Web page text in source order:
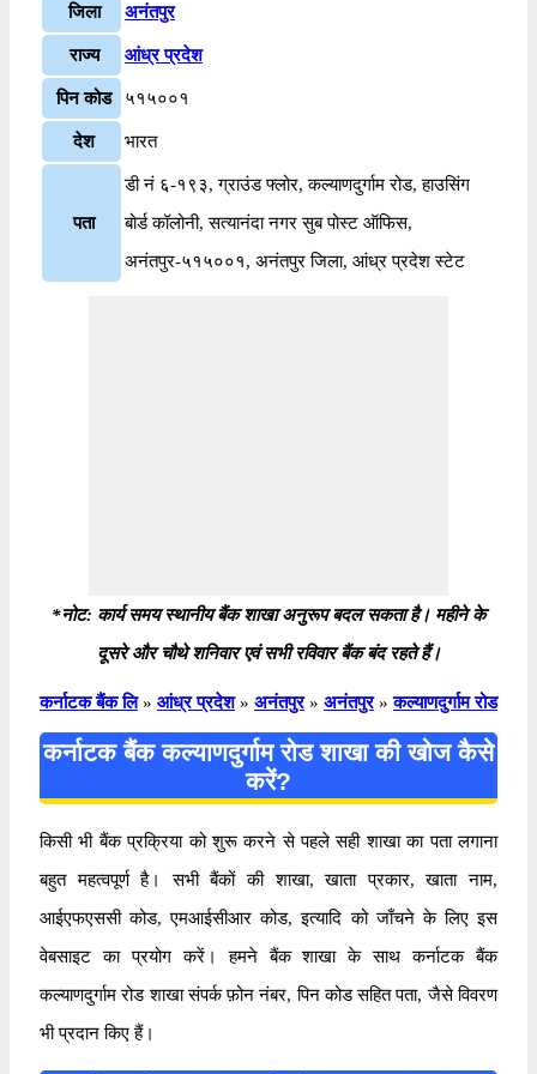
जिला अनंतपुर
राज्य आंध्र प्रदेश
पिन कोड ५१५००१
देश भारत
पता
डी नं ६-१९३, ग्राउंड फ्लोर, कल्याणदुर्गाम रोड, हाउसिंग
बोर्ड कॉलोनी, सत्यानंदा नगर सुब पोस्ट ऑफिस,
अनंतपुर-५१५००१, अनंतपुर जिला, आंध्र प्रदेश स्टेट
*नोट: कार्य समय स्थानीय बैंक शाखा अनुरूप बदल सकता है। महीने के
दूसरे और चौथे शनिवार एवं सभी रविवार बैंक बंद रहते हैं।
कर्नाटक बैंक लि » आंध्र प्रदेश » अनंतपुर » अनंतपुर » कल्याणदुर्गाम रोड
कर्नाटक बैंक कल्याणदुर्गाम रोड शाखा की खोज कैसे
करें?
किसी भी बैंक प्रक्रिया को शुरू करने से पहले सही शाखा का पता लगाना
बहुत महत्वपूर्ण है। सभी बैंकों की शाखा, खाता प्रकार, खाता नाम,
आईएफएससी कोड, एमआईसीआर कोड, इत्यादि को जाँचने के लिए इस
वेबसाइट का प्रयोग करें। हमने बैंक शाखा के साथ कर्नाटक बैंक
कल्याणदुर्गाम रोड शाखा संपर्क फ़ोन नंबर, पिन कोड सहित पता, जैसे विवरण
भी प्रदान किए हैं।